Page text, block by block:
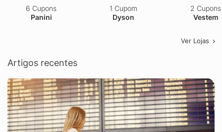
6 Cupons
Panini
1 Cupom
Dyson
2 Cupons
Vestem
Ver Lojas
Artigos recentes